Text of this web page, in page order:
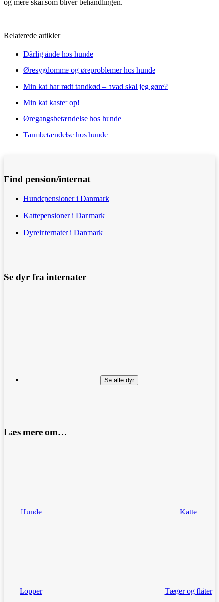
og mere skånsom bliver behandlingen.
Relaterede artikler
Dårlig ånde hos hunde
Øresygdomme og øreproblemer hos hunde
Min kat har rødt tandkød – hvad skal jeg gøre?
Min kat kaster op!
Øregangsbetændelse hos hunde
Tarmbetændelse hos hunde
Find pension/internat
Hundepensioner i Danmark
Kattepensioner i Danmark
Dyreinternater i Danmark
Se dyr fra internater
Se alle dyr
Læs mere om…
Hunde Katte
Lopper Tæger og flåter